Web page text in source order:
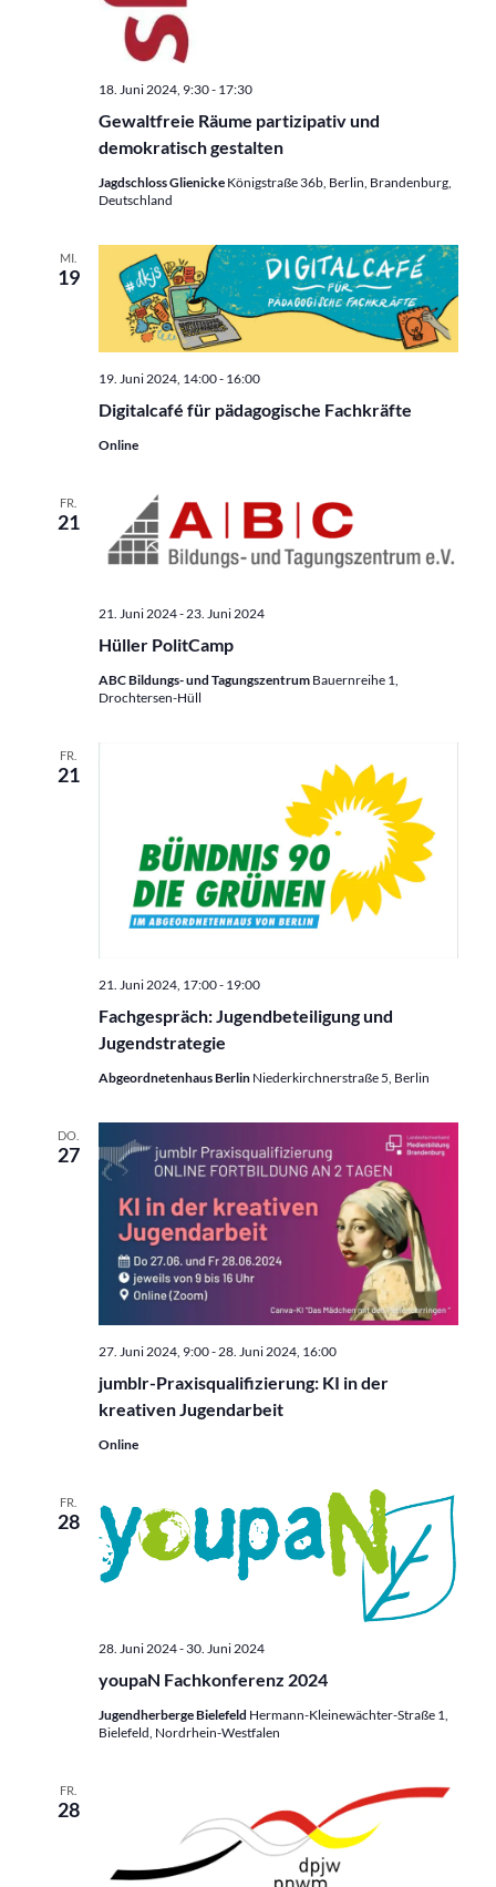
Gewaltfreie Räume partizipativ und
demokratisch gestalten
18. Juni 2024, 9:30- 17:30
Jagdschloss Glienicke Königstraße 36b, Berlin, Brandenburg,
Deutschland
MI.
19
Digitalcafé für pädagogische Fachkräfte
19. Juni 2024, 14:00- 16:00
Online
FR.
21
Hüller PolitCamp
21. Juni 2024- 23. Juni 2024
ABC Bildungs- und Tagungszentrum Bauernreihe 1,
Drochtersen-Hüll
FR.
21
Fachgespräch: Jugendbeteiligung und
Jugendstrategie
21. Juni 2024, 17:00- 19:00
Abgeordnetenhaus Berlin Niederkirchnerstraße 5, Berlin
DO.
27
jumblr-Praxisqualifizierung: KI in der
kreativen Jugendarbeit
27. Juni 2024, 9:00- 28. Juni 2024, 16:00
Online
FR.
28
youpaN Fachkonferenz 2024
28. Juni 2024- 30. Juni 2024
Jugendherberge Bielefeld Hermann-Kleinewächter-Straße 1,
Bielefeld, Nordrhein-Westfalen
FR.
28